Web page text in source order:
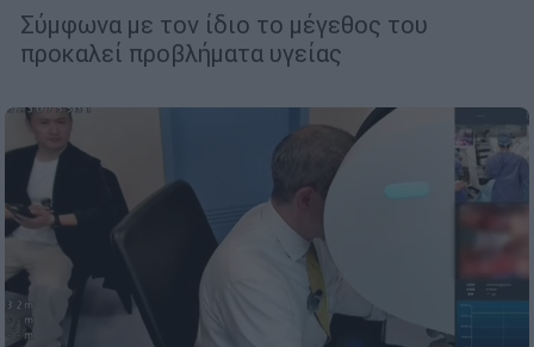
Σύμφωνα με τον ίδιο το μέγεθος του
προκαλεί προβλήματα υγείας